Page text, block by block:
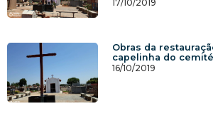
17/10/2019
Obras da
capelinha do
16/10/2019